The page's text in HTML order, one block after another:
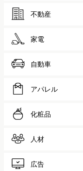
不動産
家電
自動車
アパレル
化粧品
人材
広告